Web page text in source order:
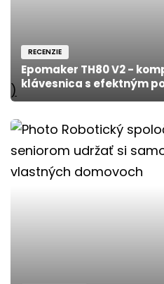
)
RECENZIE
Epomaker TH80 V2 -
klávesnica s efektným